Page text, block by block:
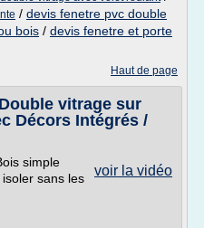
/ devis fenetre pvc double
bois / devis fenetre et porte
Haut de page
vitrage sur
Décors Intégrés /
voir la vidéo
simple
sans les